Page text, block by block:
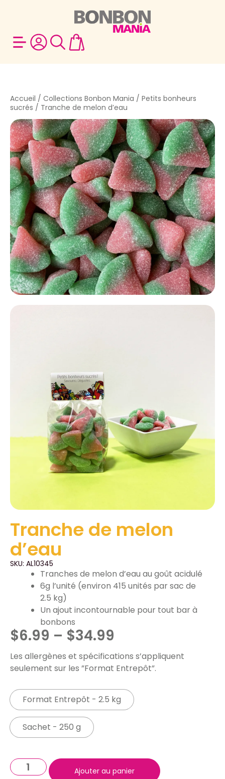
Accueil / Collections Bonbon Mania / Petits bonheurs
sucrés / Tranche de melon d’eau
Tranche de melon
d’eau
SKU: AL10345
Tranches de melon d’eau au goût acidulé
6g l’unité (environ 415 unités par sac de
2.5 kg)
Un ajout incontournable pour tout bar à
bonbons
$6.99 – $34.99
Les allergènes et spécifications s’appliquent
seulement sur les ”Format Entrepôt”.
Format Entrepôt - 2.5 kg
Sachet - 250 g
Ajouter au panier